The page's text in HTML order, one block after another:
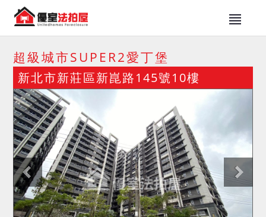
超級城市SUPER2愛丁堡
新北市新莊區新崑路145號10樓